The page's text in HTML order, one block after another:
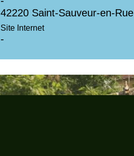
42220 Saint-Sauveur-en-Rue
Site Internet
-